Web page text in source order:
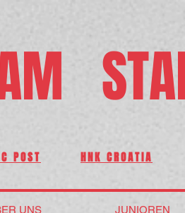
POST HNK CROATIA
UNS JUNIOREN